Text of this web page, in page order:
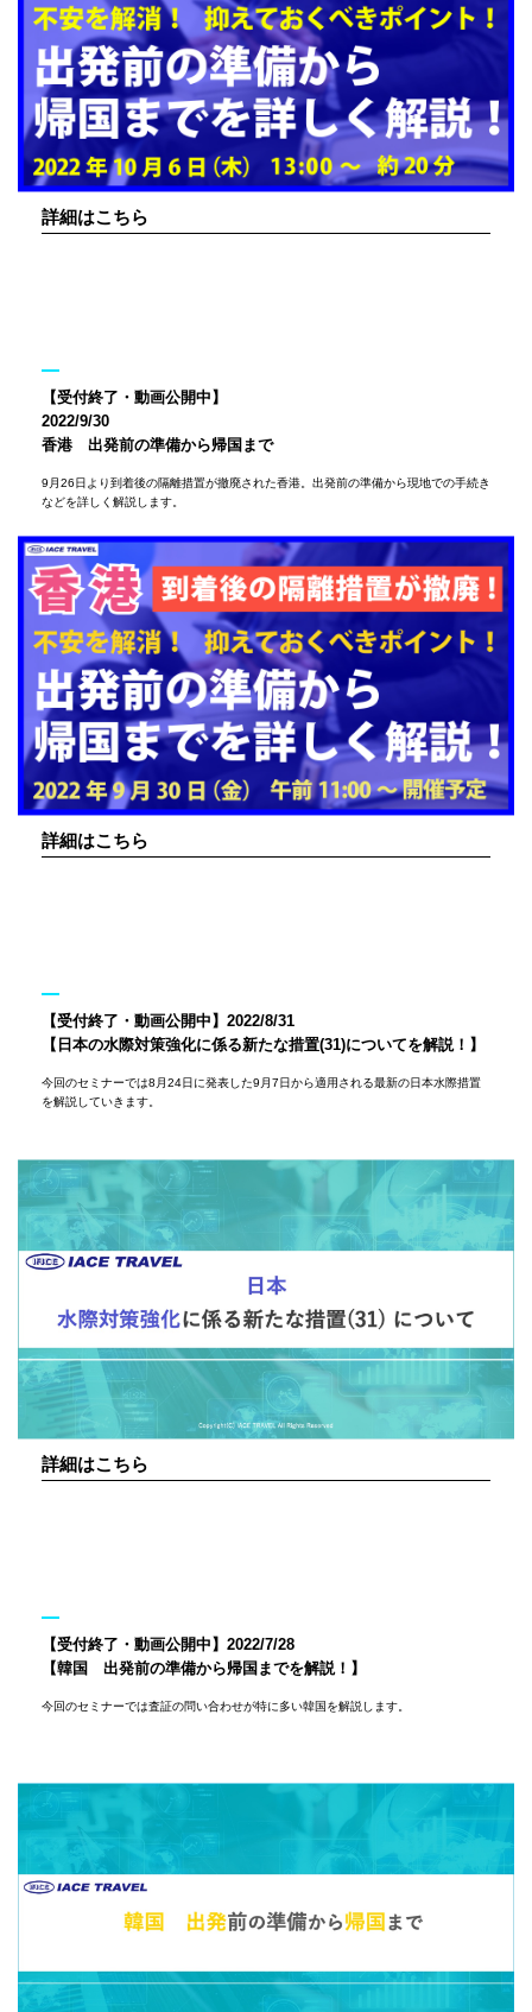
詳細はこちら
【受付終了・動画公開中】
2022/9/30
香港 出発前の準備から帰国まで
9月26日より到着後の隔離措置が撤廃された香港。出発前の準備から現地での手続き
などを詳しく解説します。
詳細はこちら
【受付終了・動画公開中】2022/8/31
【日本の水際対策強化に係る新たな措置(31)についてを解説！】
今回のセミナーでは8月24日に発表した9月7日から適用される最新の日本水際措置
を解説していきます。
詳細はこちら
【受付終了・動画公開中】2022/7/28
【韓国 出発前の準備から帰国までを解説！】
今回のセミナーでは査証の問い合わせが特に多い韓国を解説します。